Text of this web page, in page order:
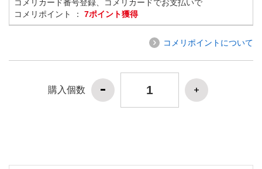
コメリカード番号登録、コメリカードでお支払いで
コメリポイント ： 7ポイント獲得
コメリポイントについて
購入個数